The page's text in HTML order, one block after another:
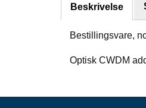
Beskrivelse
Bestillingsvare,
Optisk CWDM